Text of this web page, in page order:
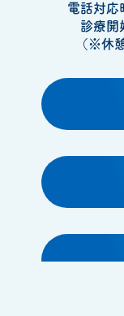
電話対応
診療開
（※休